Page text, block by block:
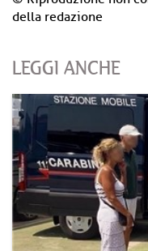
della redazione
LEGGI ANCHE